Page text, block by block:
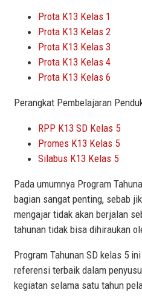
Prota K13 Kelas 1
Prota K13 Kelas 2
Prota K13 Kelas 3
Prota K13 Kelas 4
Prota K13 Kelas 6
Perangkat Pembelajaran
RPP K13 SD Kelas 5
Promes K13 Kelas 5
Silabus K13 Kelas 5
Pada umumnya Program
bagian sangat penting, sebab
mengajar tidak akan berjalan
tahunan tidak bisa dihiraukan
Program Tahunan SD kelas 5
referensi terbaik dalam
kegiatan selama satu tahun